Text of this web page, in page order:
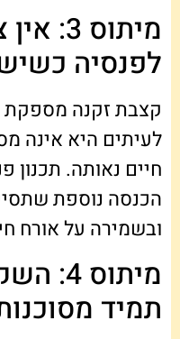
מיתוס
לפנסיה
קצבת זקנה מספקת
לעיתים היא אינה
חיים נאותה. תכנון
הכנסה נוספת
ובשמירה על אורח
מיתוס
תמיד